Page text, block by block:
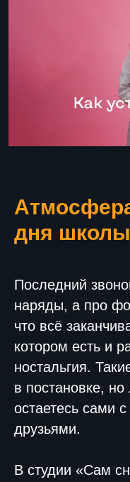
дня школы
Последний
наряды, а про
что всё
котором есть и
ностальгия.
в постановке,
остаетесь сами
друзьями.
В студии «Сам